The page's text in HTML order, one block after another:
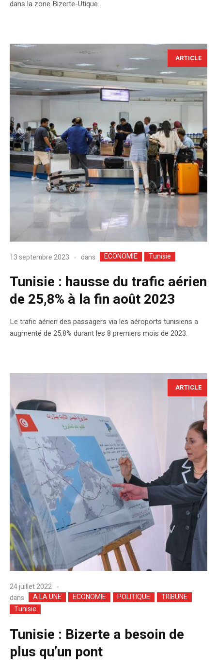
dans la zone Bizerte-Utique.
ARTICLE
13 septembre 2023 dans ECONOMIE Tunisie
Tunisie : hausse du trafic aérien
de 25,8% à la fin août 2023
Le trafic aérien des passagers via les aéroports tunisiens a
augmenté de 25,8% durant les 8 premiers mois de 2023.
ARTICLE
24 juillet 2022
dans
A LA UNE ECONOMIE POLITIQUE
TRIBUNE
Tunisie
Tunisie : Bizerte a besoin de
plus qu’un pont